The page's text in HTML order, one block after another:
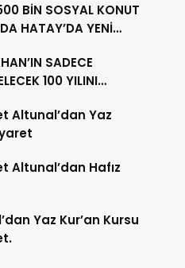
BİN SOSYAL KONUT
HATAY’DA YENİ
SADECE
100 YILINI
Altunal’dan Yaz
Altunal’dan Hafız
Yaz Kur’an Kursu